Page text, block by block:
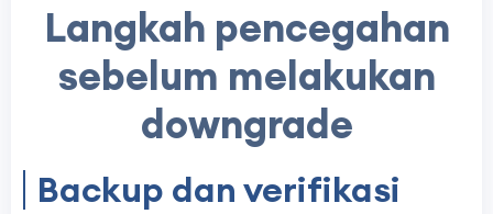
Langkah pencegahan
sebelum melakukan
downgrade
Backup dan verifikasi